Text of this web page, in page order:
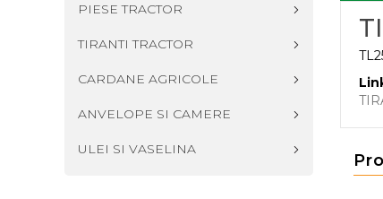
PIESE TRACTOR
TIRANTI TRACTOR
CARDANE AGRICOLE
ANVELOPE SI CAMERE
ULEI SI VASELINA